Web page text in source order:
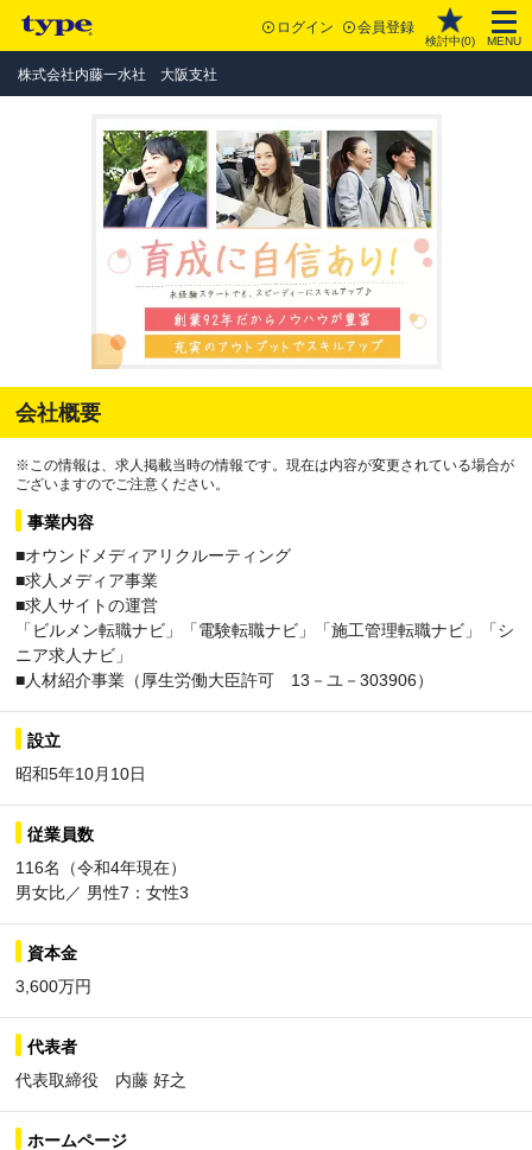
ログイン 会員登録
検討中(0) MENU
株式会社内藤一水社 大阪支社
会社概要
※この情報は、求人掲載当時の情報です。現在は内容が変更されている場合が
ございますのでご注意ください。
事業内容
■オウンドメディアリクルーティング
■求人メディア事業
■求人サイトの運営
「ビルメン転職ナビ」「電験転職ナビ」「施工管理転職ナビ」「シ
ニア求人ナビ」
■人材紹介事業（厚生労働大臣許可 13－ユ－303906）
設立
昭和5年10月10日
従業員数
116名（令和4年現在）
男女比／ 男性7：女性3
資本金
3,600万円
代表者
代表取締役 内藤 好之
ホームページ